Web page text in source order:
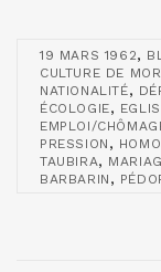
19 MARS 1962,
CULTURE DE
NATIONALITÉ,
ÉCOLOGIE,
EMPLOI/
PRESSION ,
TAUBIRA,
BARBARIN ,